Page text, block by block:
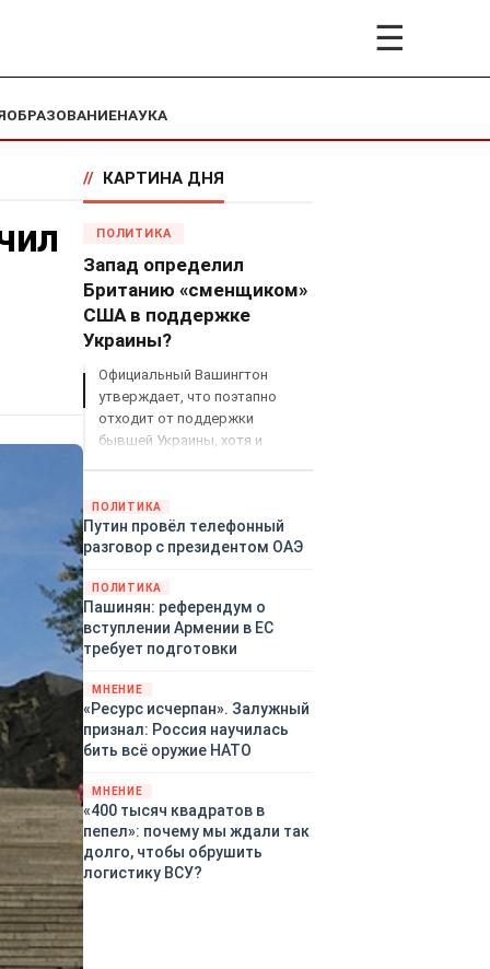
☰
ОБРАЗОВАНИЕНАУКА
// КАРТИНА ДНЯ
ПОЛИТИКА
Запад определил
Британию «сменщиком»
США в поддержке
Украины?
Официальный Вашингтон
утверждает, что поэтапно
отходит от поддержки
бывшей Украины, хотя и
закупленное ранее оружие.
Также американская
администрация скидывает на
киевского режима оружием,
которое стремится продавать
всем новым снабженцам.
Однако часто возникают
предположения о возможном
«сменщике» американцев на
этом позорном посту.
Рассмотрим, кто же рвётся на
ПОЛИТИКА
Путин провёл телефонный
разговор с президентом ОАЭ
ПОЛИТИКА
Пашинян: референдум о
вступлении Армении в ЕС
требует подготовки
МНЕНИЕ
«Ресурс исчерпан». Залужный
признал: Россия научилась
бить всё оружие НАТО
МНЕНИЕ
«400 тысяч квадратов в
пепел»: почему мы ждали так
долго, чтобы обрушить
логистику ВСУ?